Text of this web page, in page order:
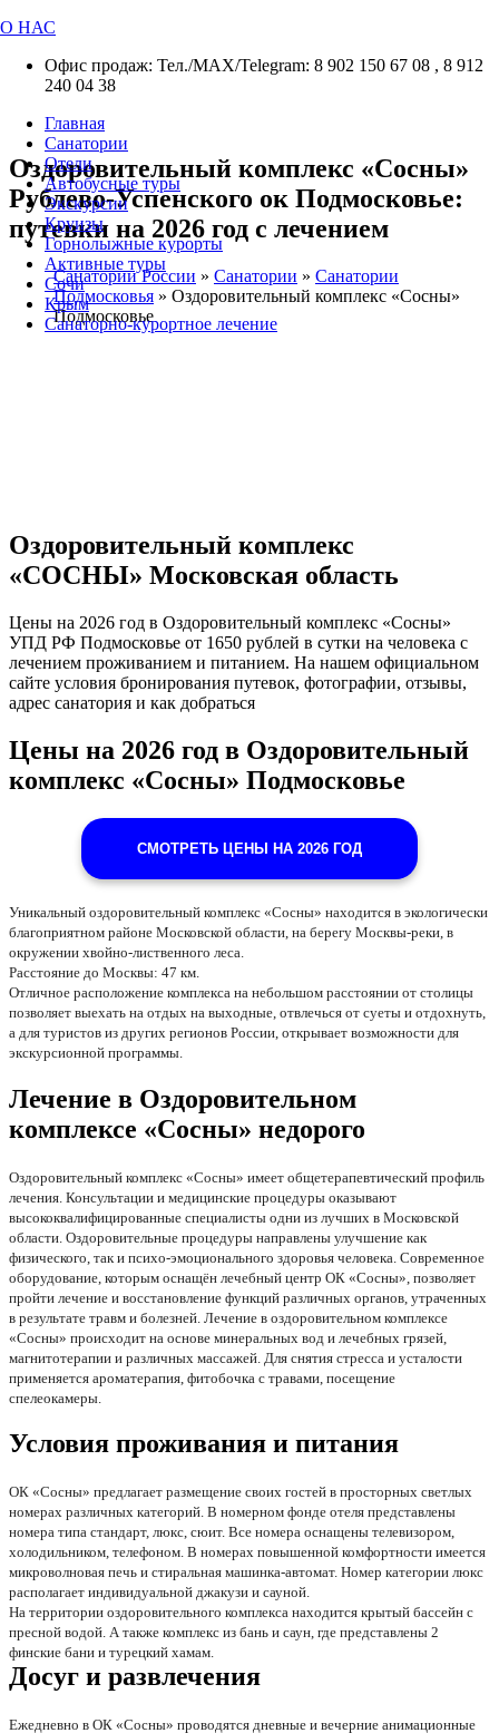
О НАС
Офис продаж: Тел./МАХ/Telegram: 8 902 150 67 08 , 8 912
240 04 38
Главная
Санатории
Отели
Автобусные туры
Экскурсии
Круизы
Горнолыжные курорты
Активные туры
Сочи
Крым
Санаторно-курортное лечение
Оздоровительный комплекс «Сосны»
Рублево-Успенского ок Подмосковье:
путевки на 2026 год с лечением
Санатории России » Санатории » Санатории
Подмосковья » Оздоровительный комплекс «Сосны»
Подмосковье
Оздоровительный комплекс
«СОСНЫ» Московская область
Цены на 2026 год в Оздоровительный комплекс «Сосны»
УПД РФ Подмосковье от 1650 рублей в сутки на человека с
лечением проживанием и питанием. На нашем официальном
сайте условия бронирования путевок, фотографии, отзывы,
адрес санатория и как добраться
Цены на 2026 год в Оздоровительный
комплекс «Сосны» Подмосковье
СМОТРЕТЬ ЦЕНЫ НА 2026 ГОД
Уникальный оздоровительный комплекс «Сосны» находится в экологически
благоприятном районе Московской области, на берегу Москвы-реки, в
окружении хвойно-лиственного леса.
Расстояние до Москвы: 47 км.
Отличное расположение комплекса на небольшом расстоянии от столицы
позволяет выехать на отдых на выходные, отвлечься от суеты и отдохнуть,
а для туристов из других регионов России, открывает возможности для
экскурсионной программы.
Лечение в Оздоровительном
комплексе «Сосны» недорого
Оздоровительный комплекс «Сосны» имеет общетерапевтический профиль
лечения. Консультации и медицинские процедуры оказывают
высококвалифицированные специалисты одни из лучших в Московской
области. Оздоровительные процедуры направлены улучшение как
физического, так и психо-эмоционального здоровья человека. Современное
оборудование, которым оснащён лечебный центр ОК «Сосны», позволяет
пройти лечение и восстановление функций различных органов, утраченных
в результате травм и болезней. Лечение в оздоровительном комплексе
«Сосны» происходит на основе минеральных вод и лечебных грязей,
магнитотерапии и различных массажей. Для снятия стресса и усталости
применяется ароматерапия, фитобочка с травами, посещение
спелеокамеры.
Условия проживания и питания
ОК «Сосны» предлагает размещение своих гостей в просторных светлых
номерах различных категорий. В номерном фонде отеля представлены
номера типа стандарт, люкс, сюит. Все номера оснащены телевизором,
холодильником, телефоном. В номерах повышенной комфортности имеется
микроволновая печь и стиральная машинка-автомат. Номер категории люкс
располагает индивидуальной джакузи и сауной.
На территории оздоровительного комплекса находится крытый бассейн с
пресной водой. А также комплекс из бань и саун, где представлены 2
финские бани и турецкий хамам.
Досуг и развлечения
Ежедневно в ОК «Сосны» проводятся дневные и вечерние анимационные